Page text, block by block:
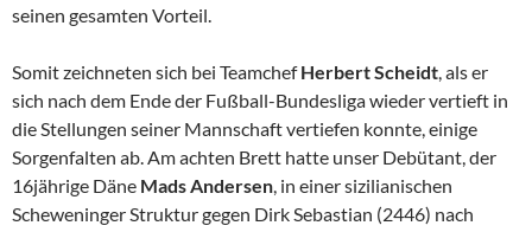
seinen gesamten Vorteil.
Somit zeichneten sich bei TeamchefHerbert Scheidt, als er
sich nach dem Ende der Fußball-Bundesliga wieder vertieft in
die Stellungen seiner Mannschaft vertiefen konnte, einige
Sorgenfalten ab. Am achten Brett hatte unser Debütant, der
16jährige Däne Mads Andersen, in einer sizilianischen
Scheweninger Struktur gegen Dirk Sebastian (2446) nach